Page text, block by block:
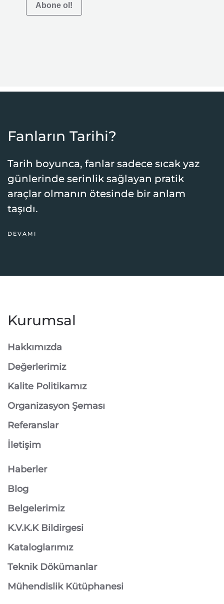
Abone ol!
Fanların Tarihi?
Tarih boyunca, fanlar sadece sıcak yaz
günlerinde serinlik sağlayan pratik
araçlar olmanın ötesinde bir anlam
taşıdı.
DEVAMI
Kurumsal
Hakkımızda
Değerlerimiz
Kalite Politikamız
Organizasyon Şeması
Referanslar
İletişim
Haberler
Blog
Belgelerimiz
K.V.K.K Bildirgesi
Kataloglarımız
Teknik Dökümanlar
Mühendislik Kütüphanesi